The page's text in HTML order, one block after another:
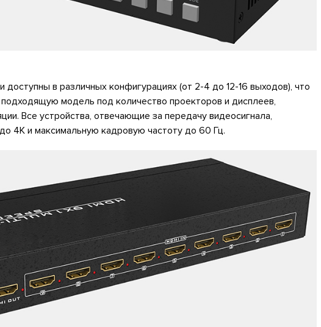
доступны в различных конфигурациях (от 2-4 до 12-16 выходов), что
модель под количество проекторов и дисплеев,
Все устройства, отвечающие за передачу видеосигнала,
4К и максимальную кадровую частоту до 60 Гц.